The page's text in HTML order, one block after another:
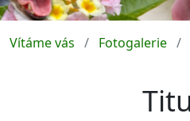
Vítáme vás Fotogalerie